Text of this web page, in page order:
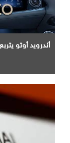
أندرويد أوتو